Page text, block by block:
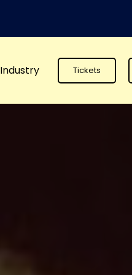
Industry Tickets